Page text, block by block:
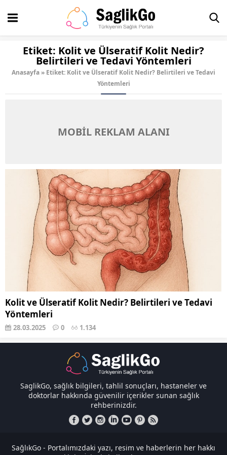
Etiket: Kolit ve Ülseratif Kolit Nedir?
Belirtileri ve Tedavi Yöntemleri
Anasayfa» Etiket: Kolit ve Ülseratif Kolit Nedir? Belirtileri ve Tedavi
Yöntemleri
MOBİL REKLAM ALANI
Kolit ve Ülseratif Kolit Nedir? Belirtileri ve Tedavi
Yöntemleri
28.03.2025 0 1.134
SaglikGo, sağlık bilgileri, tahlil sonuçları, hastaneler ve
doktorlar hakkında güvenilir içerikler sunan sağlık
rehberinizdir.
SağlıkGo - Portalımızdaki yazı, resim ve haberlerin her hakkı